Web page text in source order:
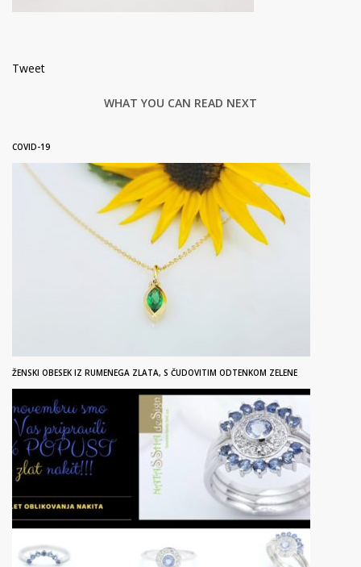
Tweet
WHAT YOU CAN READ NEXT
COVID-19
ŽENSKI OBESEK IZ RUMENEGA ZLATA, S ČUDOVITIM ODTENKOM ZELENE